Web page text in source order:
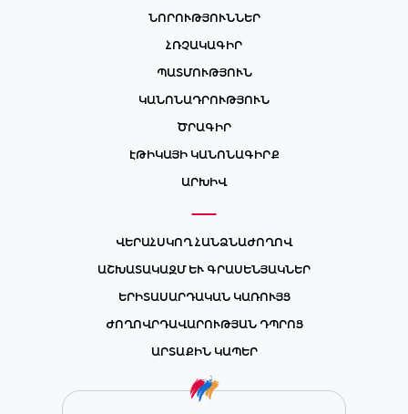
ՆՈՐՈՒԹՅՈՒՆՆԵՐ
ՀՌՉԱԿԱԳԻՐ
ՊԱՏՄՈՒԹՅՈՒՆ
ԿԱՆՈՆԱԴՐՈՒԹՅՈՒՆ
ԾՐԱԳԻՐ
ԷԹԻԿԱՅԻ ԿԱՆՈՆԱԳԻՐՔ
ԱՐԽԻՎ
ՎԵՐԱՀՍԿՈՂ ՀԱՆՁՆԱԺՈՂՈՎ
ԱՇԽԱՏԱԿԱԶՄ ԵՒ ԳՐԱՍԵՆՅԱԿՆԵՐ
ԵՐԻՏԱՍԱՐԴԱԿԱՆ ԿԱՌՈՒՅՑ
ԺՈՂՈՎՐԴԱՎԱՐՈՒԹՅԱՆ ԴՊՐՈՑ
ԱՐՏԱՔԻՆ ԿԱՊԵՐ